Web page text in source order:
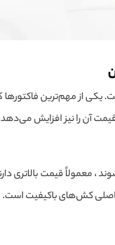
از مهم‌ترین فاکتورها
آن را نیز افزایش
، معمولاً قیمت
اصلی کش‌های باکیفیت است.